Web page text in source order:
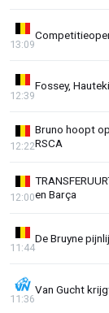
13:09
Fossey,
12:39
Bruno hoopt
RSCA
12:22
en Barça
12:00
De Bruyne
11:44
Van Gucht
11:36